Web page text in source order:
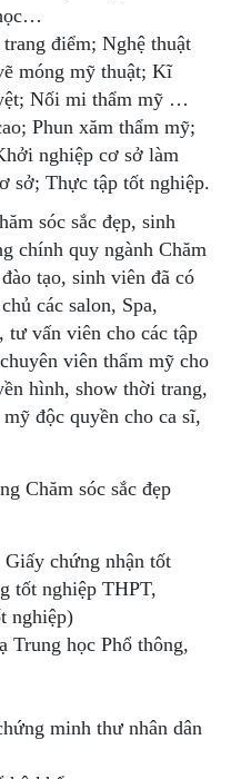
điểm; Nghệ thuật
móng mỹ thuật; Kĩ
Nối mi thẩm mỹ …
Phun xăm thẩm mỹ;
nghiệp cơ sở làm
sở; Thực tập tốt nghiệp.
sóc sắc đẹp, sinh
chính quy ngành Chăm
tạo, sinh viên đã có
các salon, Spa,
tư vấn viên cho các tập
viên thẩm mỹ cho
hình, show thời trang,
độc quyền cho ca sĩ,
Chăm sóc sắc đẹp
chứng nhận tốt
tốt nghiệp THPT,
nghiệp)
Trung học Phổ thông,
minh thư nhân dân